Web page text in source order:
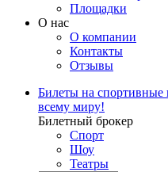
Площадки
О нас
О компании
Контакты
Отзывы
Билеты на спортивные
всему миру!
Билетный брокер
Спорт
Шоу
Театры